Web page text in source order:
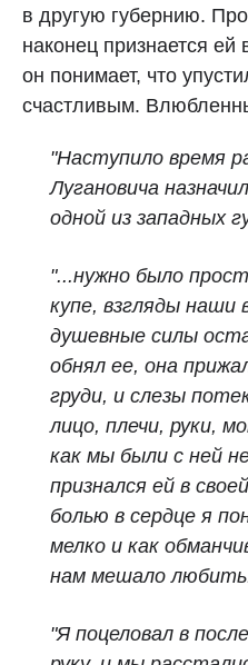
в другую губернию.
наконец признается
он понимает, что
счастливым.
"Наступило время
Лугановича
одной из западных
"...нужно было
купе, взгляды наши
душевные силы
обнял ее, она
груди, и слезы
лицо, плечи, руки,
как мы были с ней
признался ей в
болью в сердце я
мелко и как
нам мешало
"Я поцеловал в